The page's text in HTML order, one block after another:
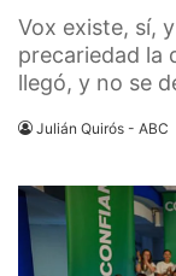
Vox existe, sí,
precariedad la
llegó, y no se
Julián Quirós - ABC